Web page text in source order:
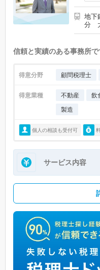
地下
分
信頼と実績のある事務所で
得意分野 顧問税理士
得意業種 不動産 飲
製造
個人の相談も受付可
サービス内容